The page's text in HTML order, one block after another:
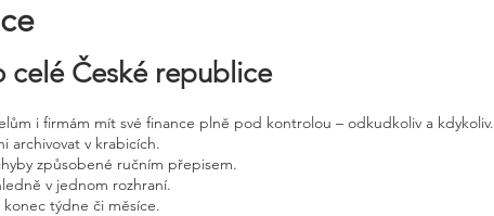
České republice
i firmám mít své finance plně pod kontrolou – odkudkoliv a kdykoliv.
archivovat v krabicích.
způsobené ručním přepisem.
v jednom rozhraní.
týdne či měsíce.